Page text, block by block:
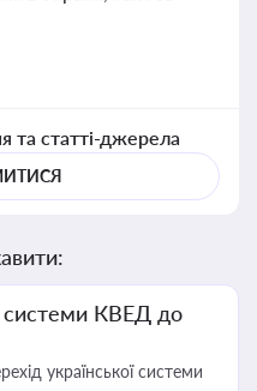
та статті-джерела
системи КВЕД до
української системи